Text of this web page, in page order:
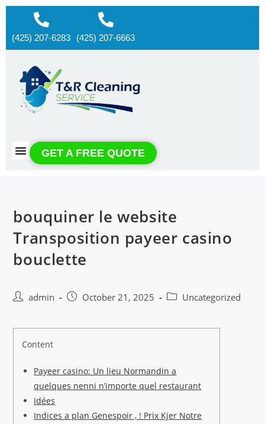
(425) 207-6283 (425) 207-6663
GET A FREE QUOTE
bouquiner le website
Transposition payeer casino
bouclette
admin October 21, 2025 Uncategorized
Content
Payeer casino: Un lieu Normandin a
quelques nenni n’importe quel restaurant
Idées
Indices a plan Genespoir , ! Prix Kjer Notre